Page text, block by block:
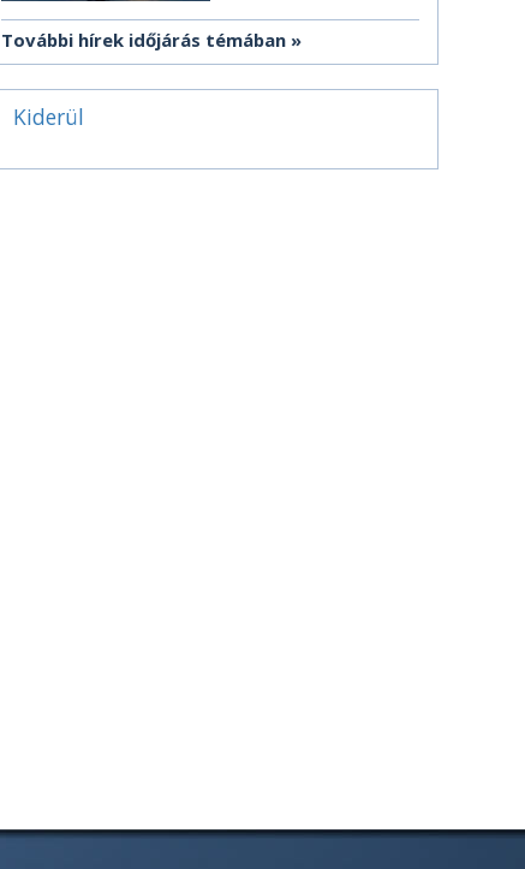
További hírek időjárás témában
Kiderül